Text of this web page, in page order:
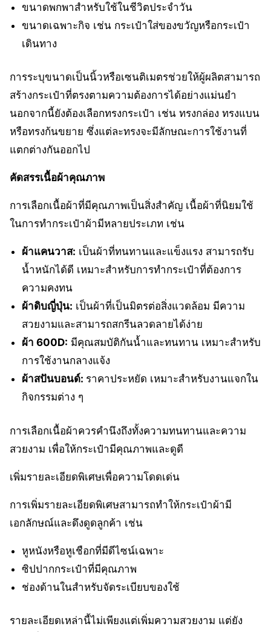
ขนาดพกพาสำหรับใช้ในชีวิตประจำวัน
ขนาดเฉพาะกิจ เช่น กระเป๋าใส่ของขวัญหรือกระเป๋า
เดินทาง
การระบุขนาดเป็นนิ้วหรือเซนติเมตรช่วยให้ผู้ผลิตสามารถ
สร้างกระเป๋าที่ตรงตามความต้องการได้อย่างแม่นยำ
นอกจากนี้ยังต้องเลือกทรงกระเป๋า เช่น ทรงกล่อง ทรงแบน
หรือทรงก้นขยาย ซึ่งแต่ละทรงจะมีลักษณะการใช้งานที่
แตกต่างกันออกไป
คัดสรรเนื้อผ้าคุณภาพ
การเลือกเนื้อผ้าที่มีคุณภาพเป็นสิ่งสำคัญ เนื้อผ้าที่นิยมใช้
ในการทำกระเป๋าผ้ามีหลายประเภท เช่น
ผ้าแคนวาส: เป็นผ้าที่ทนทานและแข็งแรง สามารถรับ
น้ำหนักได้ดี เหมาะสำหรับการทำกระเป๋าที่ต้องการ
ความคงทน
ผ้าดิบญี่ปุ่น: เป็นผ้าที่เป็นมิตรต่อสิ่งแวดล้อม มีความ
สวยงามและสามารถสกรีนลวดลายได้ง่าย
ผ้า 600D: มีคุณสมบัติกันน้ำและทนทาน เหมาะสำหรับ
การใช้งานกลางแจ้ง
ผ้าสปันบอนด์: ราคาประหยัด เหมาะสำหรับงานแจกใน
กิจกรรมต่าง ๆ
การเลือกเนื้อผ้าควรคำนึงถึงทั้งความทนทานและความ
สวยงาม เพื่อให้กระเป๋ามีคุณภาพและดูดี
เพิ่มรายละเอียดพิเศษเพื่อความโดดเด่น
การเพิ่มรายละเอียดพิเศษสามารถทำให้กระเป๋าผ้ามี
เอกลักษณ์และดึงดูดลูกค้า เช่น
หูหนังหรือหูเชือกที่มีดีไซน์เฉพาะ
ซิปปากกระเป๋าที่มีคุณภาพ
ช่องด้านในสำหรับจัดระเบียบของใช้
รายละเอียดเหล่านี้ไม่เพียงแต่เพิ่มความสวยงาม แต่ยัง